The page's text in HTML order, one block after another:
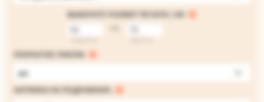
ВЫБЕРИТЕ РАЗМЕР ПЕЧАТИ, СМ:
ПОКРЫТИЕ ЛАКОМ:
да
НАТЯЖКА НА ПОДРАМНИК: